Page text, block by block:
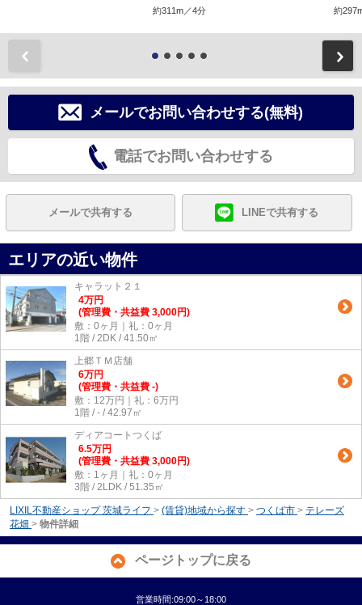
約311m／4分 約
メールでお問い合わせする(無料)
電話でお問い合わせする
メールで共有する LINEで共有する
エリアの近い物件
キャラット２１
4万円
(管理費・共益費 3,000円)
敷：0ヶ月｜礼：0ヶ月
1階 / 2DK / 41.50㎡
上郷ＴＭ店舗
6万円
(管理費・共益費 -)
敷：12万円｜礼：6万円
1階 / - / 42.97㎡
ディアコートつくば
6.5万円
(管理費・共益費 3,000円)
敷：1ヶ月｜礼：0ヶ月
3階 / 2LDK / 51.35㎡
LIXIL不動産ショップ 茨城ライフ > (賃貸)地域から探す > つくば市 > テレーズ
花畑 > 物件詳細
ページトップに戻る
営業時間:09:00～18:00